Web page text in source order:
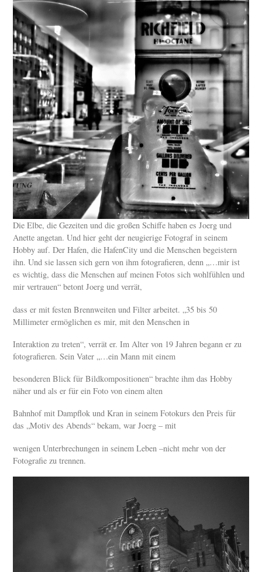
Die Elbe, die Gezeiten und die großen Schiffe haben es Joerg und
Anette angetan. Und hier geht der neugierige Fotograf in seinem
Hobby auf. Der Hafen, die HafenCity und die Menschen begeistern
ihn. Und sie lassen sich gern von ihm fotografieren, denn „…mir ist
es wichtig, dass die Menschen auf meinen Fotos sich wohlfühlen und
mir vertrauen“ betont Joerg und verrät,
dass er mit festen Brennweiten und Filter arbeitet. „35 bis 50
Millimeter ermöglichen es mir, mit den Menschen in
Interaktion zu treten“, verrät er. Im Alter von 19 Jahren begann er zu
fotografieren. Sein Vater „…ein Mann mit einem
besonderen Blick für Bildkompositionen“ brachte ihm das Hobby
näher und als er für ein Foto von einem alten
Bahnhof mit Dampflok und Kran in seinem Fotokurs den Preis für
das „Motiv des Abends“ bekam, war Joerg – mit
wenigen Unterbrechungen in seinem Leben –nicht mehr von der
Fotografie zu trennen.